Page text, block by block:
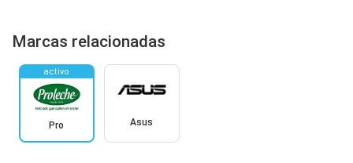
Marcas relacionadas
activo
Pro Asus